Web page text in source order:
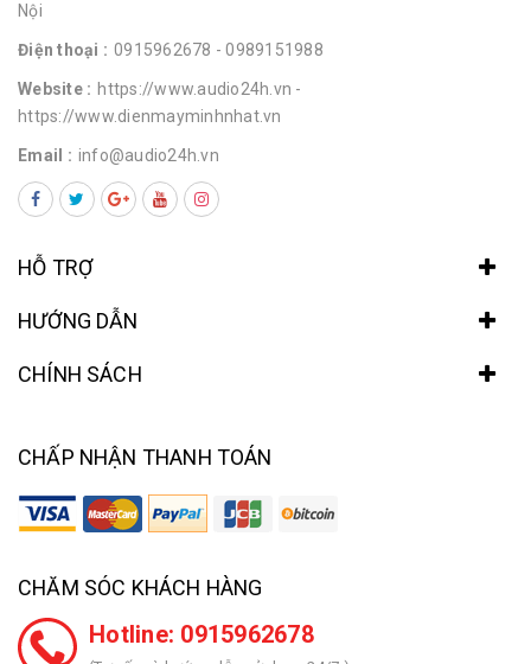
Nội
Điện thoại : 0915962678 - 0989151988
Website : https://www.audio24h.vn -
https://www.dienmayminhnhat.vn
Email : info@audio24h.vn
HỖ TRỢ
HƯỚNG DẪN
CHÍNH SÁCH
CHẤP NHẬN THANH TOÁN
CHĂM SÓC KHÁCH HÀNG
Hotline: 0915962678